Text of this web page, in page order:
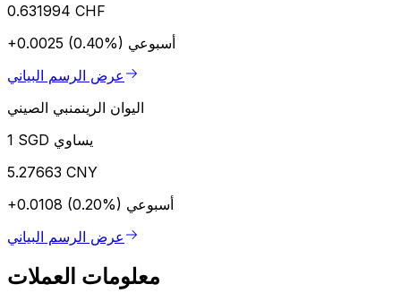
0.631994 CHF
+0.0025 (0.40%) أسبوعي
عرض الرسم البياني
اليوان الرينمنبي الصيني
1 SGD يساوي
5.27663 CNY
+0.0108 (0.20%) أسبوعي
عرض الرسم البياني
معلومات العملات